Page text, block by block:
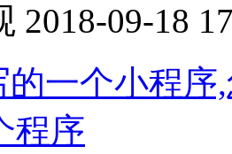
2018-09-18
的一个小程
程序